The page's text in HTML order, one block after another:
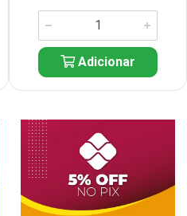
Adicionar